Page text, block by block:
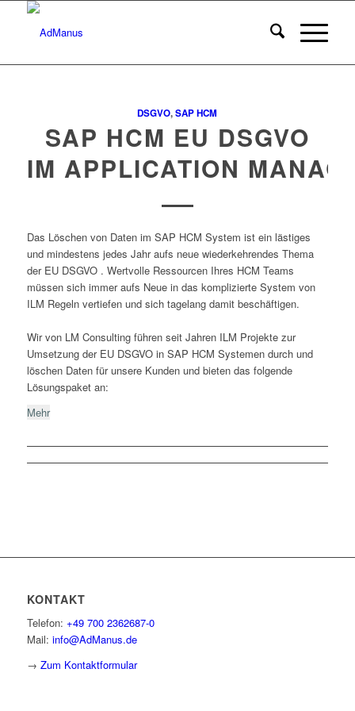
DSGVO,SAP HCM
SAP HCM EU DSGVO
IM APPLICATION
Das Löschen von Daten im SAP HCM System ist ein lästiges
und mindestens jedes Jahr aufs neue wiederkehrendes Thema
der EU DSGVO . Wertvolle Ressourcen Ihres HCM Teams
müssen sich immer aufs Neue in das komplizierte System von
ILM Regeln vertiefen und sich tagelang damit beschäftigen.
Wir von LM Consulting führen seit Jahren ILM Projekte zur
Umsetzung der EU DSGVO in SAP HCM Systemen durch und
löschen Daten für unsere Kunden und bieten das folgende
Lösungspaket an:
Mehr
KONTAKT
Telefon: +49 700 2362687-0
Mail: info@AdManus.de
→ Zum Kontaktformular